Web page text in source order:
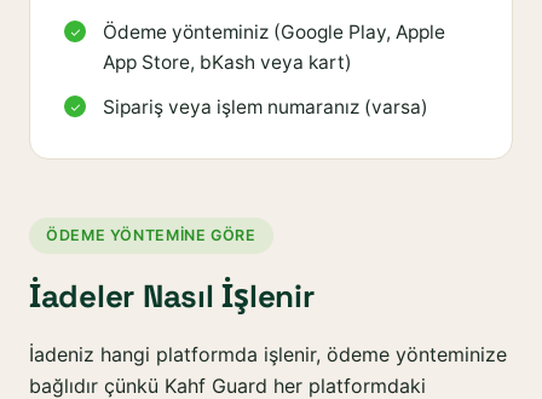
Ödeme yönteminiz (Google Play, Apple
App Store, bKash veya kart)
Sipariş veya işlem numaranız (varsa)
ÖDEME YÖNTEMINE GÖRE
İadeler Nasıl İşlenir
İadeniz hangi platformda işlenir, ödeme yönteminize
bağlıdır çünkü Kahf Guard her platformdaki